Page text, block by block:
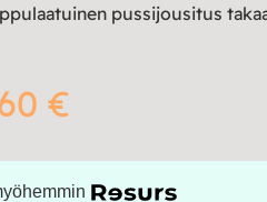
pussijousitus
€